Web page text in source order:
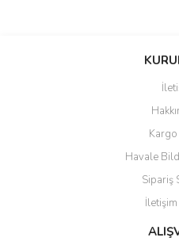
Bu ürüne ilk
Ürün resmi kalitesiz, bozuk
Ürün açıklamasında eksik
Ürün bilgilerinde hatalar
Ürün fiyatı diğer sitelerden
Bu ürüne benzer farklı
Kargo
Havale
Sipariş